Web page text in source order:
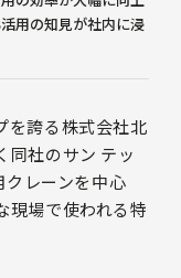
用の知見が社内に浸
を誇る株式会社北
同社のサン テッ
クレーンを中心
現場で使われる特